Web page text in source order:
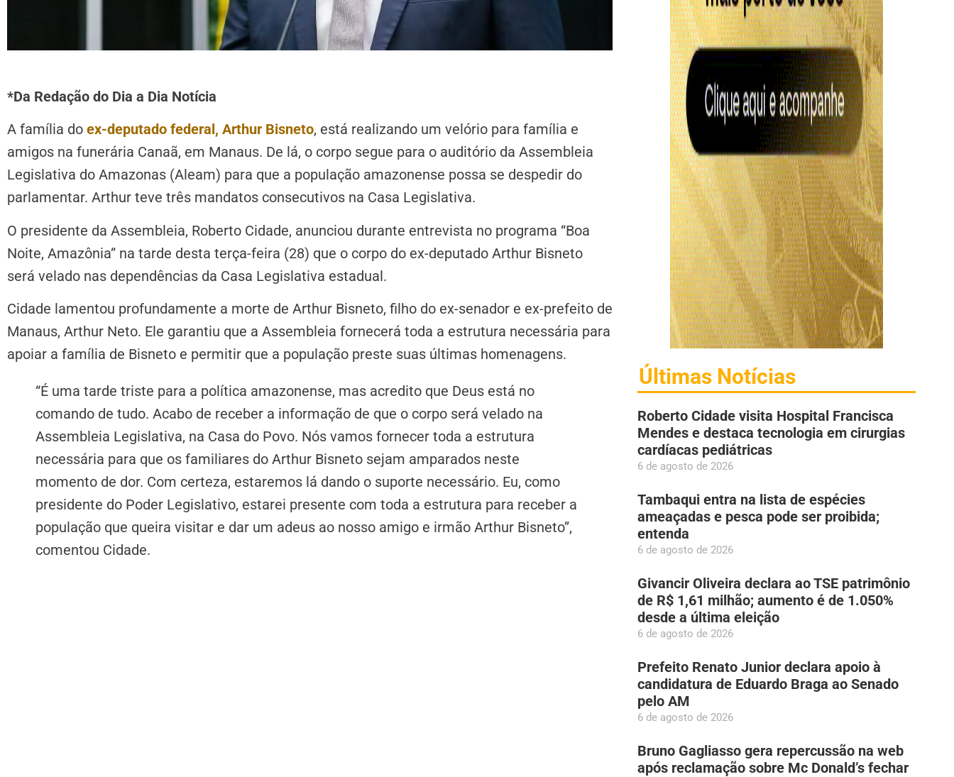
*Da Redação do Dia a Dia Notícia
A família do ex-deputado federal, Arthur Bisneto, está realizando um velório para família e
amigos na funerária Canaã, em Manaus. De lá, o corpo segue para o auditório da Assembleia
Legislativa do Amazonas (Aleam) para que a população amazonense possa se despedir do
parlamentar. Arthur teve três mandatos consecutivos na Casa Legislativa.
O presidente da Assembleia, Roberto Cidade, anunciou durante entrevista no programa “Boa
Noite, Amazônia” na tarde desta terça-feira (28) que o corpo do ex-deputado Arthur Bisneto
será velado nas dependências da Casa Legislativa estadual.
Cidade lamentou profundamente a morte de Arthur Bisneto, filho do ex-senador e ex-prefeito de
Manaus, Arthur Neto. Ele garantiu que a Assembleia fornecerá toda a estrutura necessária para
apoiar a família de Bisneto e permitir que a população preste suas últimas homenagens.
“É uma tarde triste para a política amazonense, mas acredito que Deus está no
comando de tudo. Acabo de receber a informação de que o corpo será velado na
Assembleia Legislativa, na Casa do Povo. Nós vamos fornecer toda a estrutura
necessária para que os familiares do Arthur Bisneto sejam amparados neste
momento de dor. Com certeza, estaremos lá dando o suporte necessário. Eu, como
presidente do Poder Legislativo, estarei presente com toda a estrutura para receber a
população que queira visitar e dar um adeus ao nosso amigo e irmão Arthur Bisneto”,
comentou Cidade.
Últimas Notícias
Roberto Cidade visita Hospital Francisca
Mendes e destaca tecnologia em cirurgias
cardíacas pediátricas
6 de agosto de 2026
Tambaqui entra na lista de espécies
ameaçadas e pesca pode ser proibida;
entenda
6 de agosto de 2026
Givancir Oliveira declara ao TSE patrimônio
de R$ 1,61 milhão; aumento é de 1.050%
desde a última eleição
6 de agosto de 2026
Prefeito Renato Junior declara apoio à
candidatura de Eduardo Braga ao Senado
pelo AM
6 de agosto de 2026
Bruno Gagliasso gera repercussão na web
após reclamação sobre Mc Donald’s fechar